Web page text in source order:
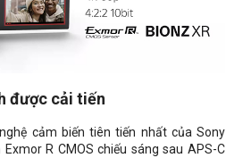
được cải tiến
cảm biến tiên tiến nhất của Sony
R CMOS chiếu sáng sau APS-C